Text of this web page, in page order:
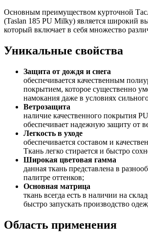
Основным преимуществом курточной
(Taslan 185 PU Milky) является широкий
который включает в себя множество
Уникальные свойства
Защита от дождя и снега
обеспечивается качественным
покрытием, которое существенно
намокания даже в условиях
Ветрозащита
наличие качественного покрытия
обеспечивает надежную защиту от
Легкость в уходе
обеспечивается составом и
Ткань легко стирается и быстро
Широкая цветовая гамма
данная ткань представлена в
палитре оттенков;
Основная матрица
ткань всегда есть в наличии на
быстро запускать производство
Область применения